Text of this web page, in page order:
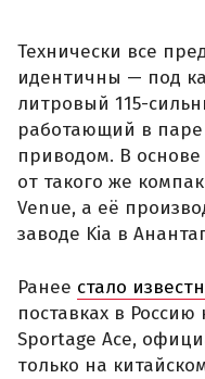
Технически все
идентичны — под
литровый 115-
работающий в
приводом. В
от такого же
Venue, а её
заводе Kia в
Ранее стало
поставках в
Sportage Ace,
только на